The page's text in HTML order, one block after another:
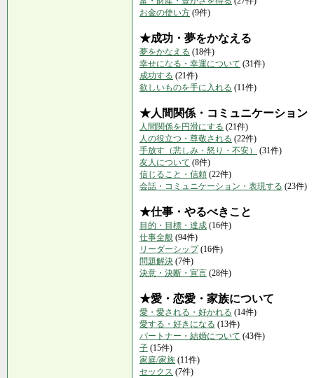
お金の使い方 (9件)
★成功・夢をかなえる
夢をかなえる (18件)
幸せになる・幸運について (31件)
成功する (21件)
欲しいものを手に入れる (11件)
★人間関係・コミュニケーション
人間関係を円滑にする (21件)
人の役立つ・尊敬される (22件)
手放す（悲しみ・怒り・不安）
(31件)
友人について (8件)
信じること・信頼 (22件)
会話・コミュニケーション・表現する (23件)
★仕事・やるべきこと
目的・目標・達成 (16件)
仕事全般 (94件)
リーダーシップ(16件)
問題解決 (7件)
決意・決断・宣言 (28件)
★愛・恋愛・家族について
愛・愛される・好かれる (14件)
愛する・好きになる (13件)
パートナー・結婚について (43件)
子 (15件)
家庭/家族 (11件)
セックス (7件)